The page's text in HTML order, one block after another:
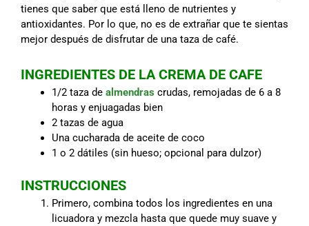
tienes que saber que está lleno de nutrientes y
antioxidantes. Por lo que, no es de extrañar que te sientas
mejor después de disfrutar de una taza de café.
INGREDIENTES DE LA CREMA DE CAFE
1/2 taza de almendras crudas, remojadas de 6 a 8
horas y enjuagadas bien
2 tazas de agua
Una cucharada de aceite de coco
1 o 2 dátiles (sin hueso; opcional para dulzor)
INSTRUCCIONES
Primero, combina todos los ingredientes en una
licuadora y mezcla hasta que quede muy suave y